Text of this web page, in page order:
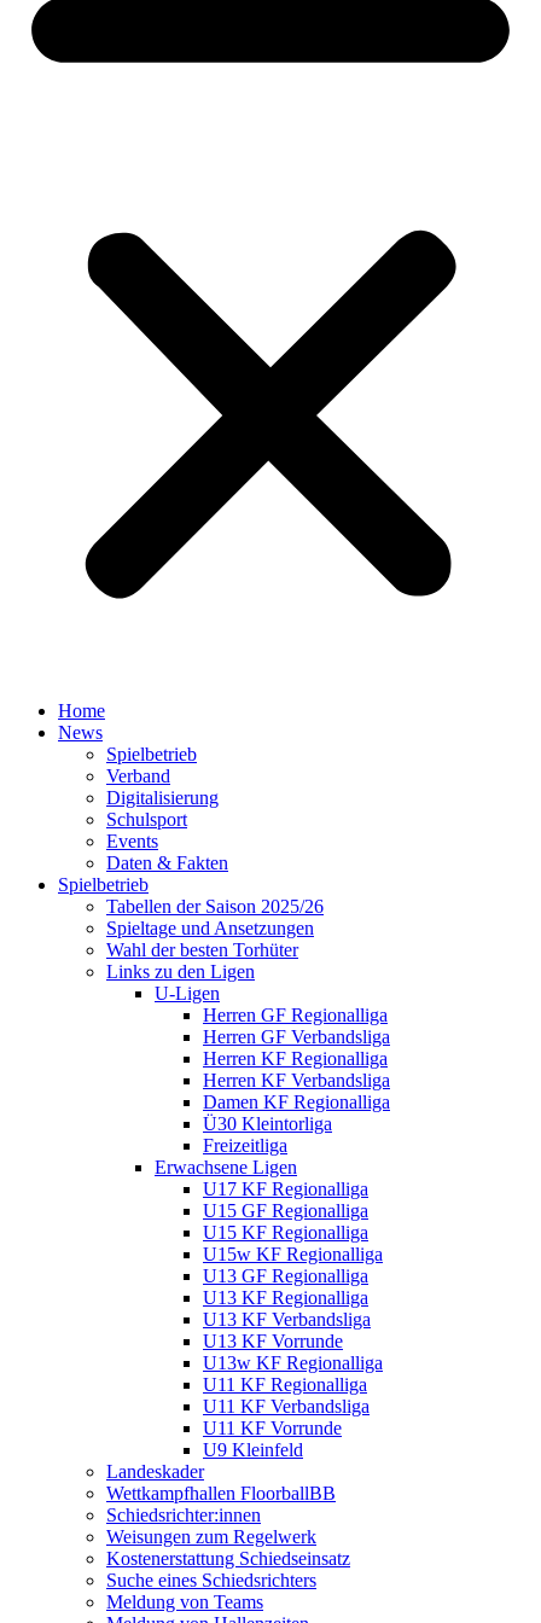
Home
News
Spielbetrieb
Verband
Digitalisierung
Schulsport
Events
Daten & Fakten
Spielbetrieb
Tabellen der Saison 2025/26
Spieltage und Ansetzungen
Wahl der besten Torhüter
Links zu den Ligen
U-Ligen
Herren GF Regionalliga
Herren GF Verbandsliga
Herren KF Regionalliga
Herren KF Verbandsliga
Damen KF Regionalliga
Ü30 Kleintorliga
Freizeitliga
Erwachsene Ligen
U17 KF Regionalliga
U15 GF Regionalliga
U15 KF Regionalliga
U15w KF Regionalliga
U13 GF Regionalliga
U13 KF Regionalliga
U13 KF Verbandsliga
U13 KF Vorrunde
U13w KF Regionalliga
U11 KF Regionalliga
U11 KF Verbandsliga
U11 KF Vorrunde
U9 Kleinfeld
Landeskader
Wettkampfhallen FloorballBB
Schiedsrichter:innen
Weisungen zum Regelwerk
Kostenerstattung Schiedseinsatz
Suche eines Schiedsrichters
Meldung von Teams